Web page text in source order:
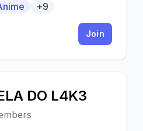
+9
Join
DO L4K3